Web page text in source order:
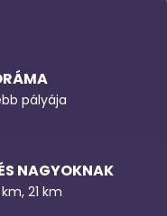
pályája
NAGYOKNAK
21 km